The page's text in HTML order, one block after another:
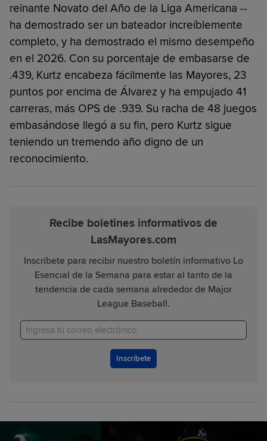
reinante Novato del Año de la Liga Americana --
ha demostrado ser un bateador increíblemente
completo, y ha demostrado el mismo desempeño
en el 2026. Con su porcentaje de embasarse de
.439, Kurtz encabeza fácilmente las Mayores, 23
puntos por encima de Álvarez y ha empujado 41
carreras, más OPS de .939. Su racha de 48 juegos
embasándose llegó a su fin, pero Kurtz sigue
teniendo un tremendo año digno de un
reconocimiento.
Recibe boletines informativos de
LasMayores.com
Inscríbete para recibir nuestro boletín informativo Lo
Esencial de la Semana para estar al tanto de la
tendencia de cada semana alrededor de Major
League Baseball.
Inscríbete